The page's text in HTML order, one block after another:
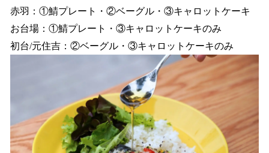
赤羽：①鯖プレート・②ベーグル・③キャロットケーキ
お台場：①鯖プレート・③キャロットケーキのみ
初台/元住吉：②ベーグル・③キャロットケーキのみ